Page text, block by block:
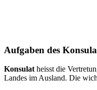
Aufgaben des
Konsulatheisst die
Landes im Ausland. Die